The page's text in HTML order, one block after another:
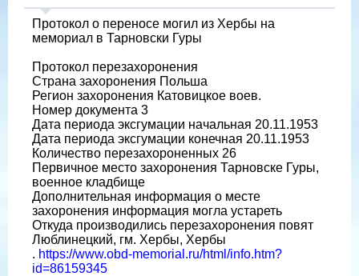
Протокол о переносе могил из Хербы на
мемориал в Тарновски Гуры
Протокол перезахоронения
Страна захоронения Польша
Регион захоронения Катовицкое воев.
Номер документа 3
Дата периода эксгумации начальная 20.11.1953
Дата периода эксгумации конечная 20.11.1953
Количество перезахороненных 26
Первичное место захоронения Тарновске Гуры,
военное кладбище
Дополнительная информация о месте
захоронения информация могла устареть
Откуда производились перезахоронения повят
Люблинецкий, гм. Хербы, Хербы
. https://www.obd-memorial.ru/html/info.htm?
id=86159345